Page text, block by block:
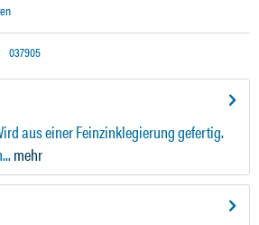
037905
aus einer Feinzinklegierung gefertig.
mehr